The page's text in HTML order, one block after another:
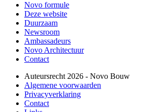
Novo formule
Deze website
Duurzaam
Newsroom
Ambassadeurs
Novo Architectuur
Contact
Auteursrecht 2026 - Novo Bouw
Algemene voorwaarden
Privacyverklaring
Contact